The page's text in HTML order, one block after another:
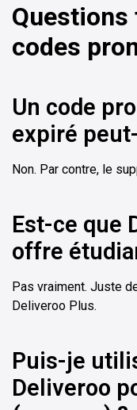
codes
Un code
expiré
Non. Par contre, le
Est-ce que
offre
Pas vraiment. Juste
Deliveroo Plus.
Puis-je
Deliveroo